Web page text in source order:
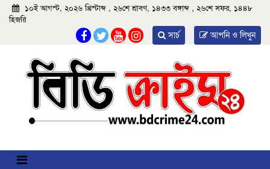
১০ই আগস্ট, ২০২৬ খ্রিস্টাব্দ , ২৬শে শ্রাবণ, ১৪৩৩ বঙ্গাব্দ , ২৬শে সফর, ১৪৪৮
হিজরি
আপনি ও লিখুন
সার্চ